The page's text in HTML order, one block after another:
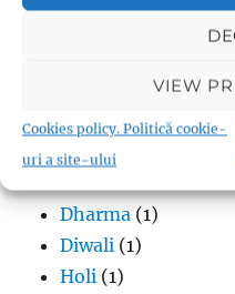
VIEW
Cookies policy. Politică cookie-
uri a site-ului
Hinduism
Arta hindusă(1)
Bhagavad Gita(1)
Bhakti
Dharma (1)
Diwali (1)
Holi (1)